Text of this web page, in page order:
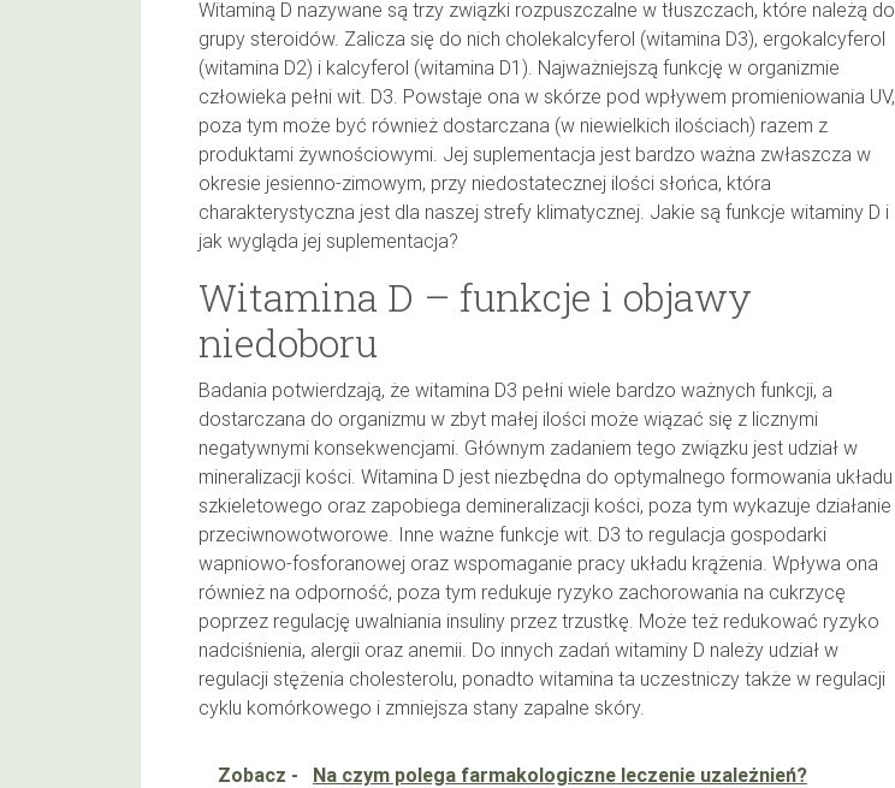
Witaminą D nazywane są trzy związki rozpuszczalne w tłuszczach, które należą do
grupy steroidów. Zalicza się do nich cholekalcyferol (witamina D3), ergokalcyferol
(witamina D2) i kalcyferol (witamina D1). Najważniejszą funkcję w organizmie
człowieka pełni wit. D3. Powstaje ona w skórze pod wpływem promieniowania UV,
poza tym może być również dostarczana (w niewielkich ilościach) razem z
produktami żywnościowymi. Jej suplementacja jest bardzo ważna zwłaszcza w
okresie jesienno-zimowym, przy niedostatecznej ilości słońca, która
charakterystyczna jest dla naszej strefy klimatycznej. Jakie są funkcje witaminy D i
jak wygląda jej suplementacja?
Witamina D – funkcje i objawy
niedoboru
Badania potwierdzają, że witamina D3 pełni wiele bardzo ważnych funkcji, a
dostarczana do organizmu w zbyt małej ilości może wiązać się z licznymi
negatywnymi konsekwencjami. Głównym zadaniem tego związku jest udział w
mineralizacji kości. Witamina D jest niezbędna do optymalnego formowania układu
szkieletowego oraz zapobiega demineralizacji kości, poza tym wykazuje działanie
przeciwnowotworowe. Inne ważne funkcje wit. D3 to regulacja gospodarki
wapniowo-fosforanowej oraz wspomaganie pracy układu krążenia. Wpływa ona
również na odporność, poza tym redukuje ryzyko zachorowania na cukrzycę
poprzez regulację uwalniania insuliny przez trzustkę. Może też redukować ryzyko
nadciśnienia, alergii oraz anemii. Do innych zadań witaminy D należy udział w
regulacji stężenia cholesterolu, ponadto witamina ta uczestniczy także w regulacji
cyklu komórkowego i zmniejsza stany zapalne skóry.
Zobacz - Na czym polega farmakologiczne leczenie uzależnień?